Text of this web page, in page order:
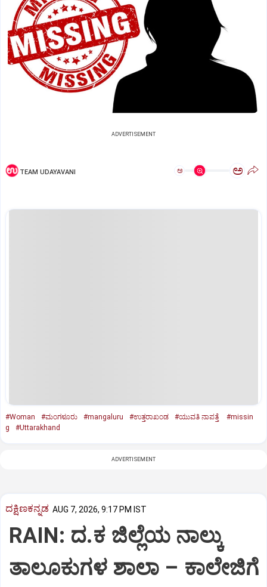
ADVERTISEMENT
TEAM UDAYAVANI ಅ ಅ
#Woman #ಮಂಗಳೂರು #mangaluru #ಉತ್ತರಾಖಂಡ #ಯುವತಿ ನಾಪತ್ತೆ
#missin
g
#Uttarakhand
ADVERTISEMENT
ದಕ್ಷಿಣಕನ್ನಡ AUG 7, 2026, 9:17 PM IST
RAIN: ದ.ಕ ಜಿಲ್ಲೆಯ ನಾಲ್ಕು
ತಾಲೂಕುಗಳ ಶಾಲಾ – ಕಾಲೇಜಿಗೆ